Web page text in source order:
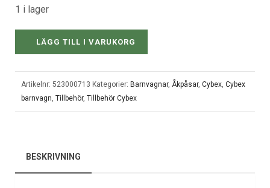
1 i lager
LÄGG TILL I VARUKORG
Artikelnr: 523000713 Kategorier: Barnvagnar, Åkpåsar, Cybex Cybex
barnvagn Tillbehör, Tillbehör Cybex
BESKRIVNING